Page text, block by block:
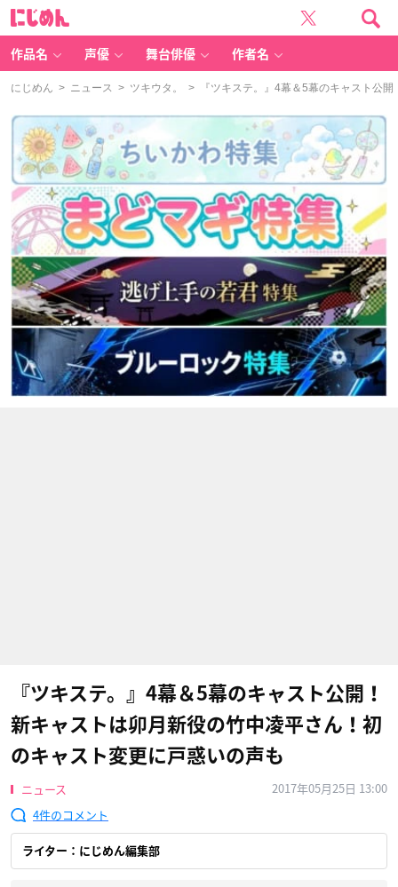
作品名 声優 舞台俳優 作者名
にじめん > ニュース > ツキウタ。 > 『ツキステ。』4幕＆5幕のキャスト公
『ツキステ。』4幕＆5幕のキャスト公開！
新キャストは卯月新役の竹中凌平​さん！初
のキャスト変更に戸惑いの声も
ニュース
2017年05月25日 13:00
4
ライター：にじめん編集部